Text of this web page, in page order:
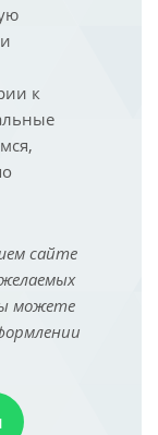
к
сайте
можете